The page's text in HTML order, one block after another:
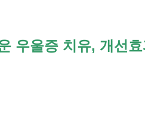
우울증 치유, 개선